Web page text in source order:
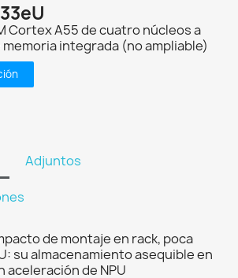
Cortex A55 de cuatro núcleos a
memoria integrada (no ampliable)
Adjuntos
de montaje en rack, poca
su almacenamiento asequible en
aceleración de NPU